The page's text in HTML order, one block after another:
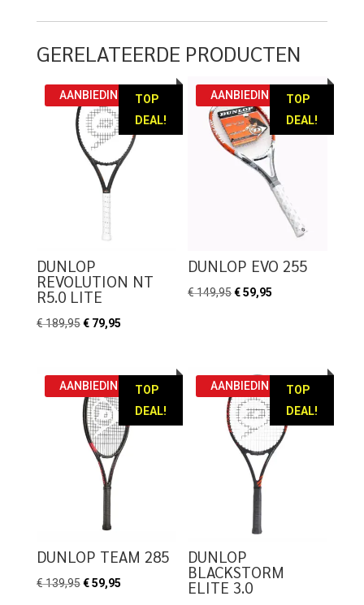
GERELATEERDE PRODUCTEN
TOP
DEAL!
AANBIEDING!
DUNLOP
REVOLUTION NT
R5.0 LITE
€189,95 Oorspronkelijke
€ 189,95.
€79,95Huidige
€ 79,95.
TOP
DEAL!
AANBIEDING!
DUNLOP EVO 255
€149,95Oorspronkelijke
€59,95
TOP
DEAL!
AANBIEDING!
DUNLOP TEAM 285
€139,95 Oorspronkelijke
€59,95Huidige
TOP
DEAL!
AANBIEDING!
DUNLOP
BLACKSTORM
ELITE 3.0